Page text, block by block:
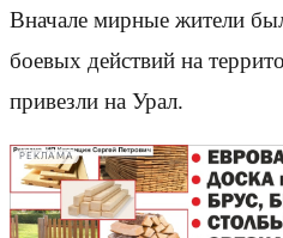
Вначале мирные жители
боевых действий на
привезли на Урал.
РЕКЛАМА